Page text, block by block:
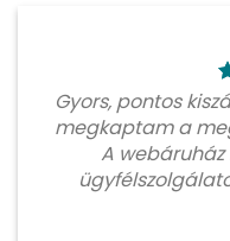
Gyors, pontos
megkaptam a
A webáruház